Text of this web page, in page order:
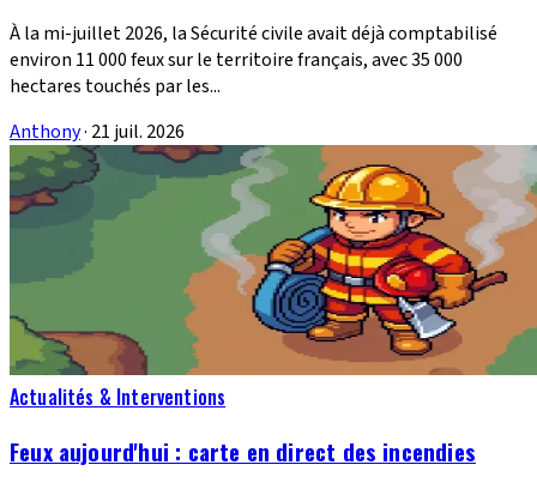
À la mi-juillet 2026, la Sécurité civile avait déjà comptabilisé
environ 11 000 feux sur le territoire français, avec 35 000
hectares touchés par les...
Anthony· 21 juil. 2026
Actualités & Interventions
Feux aujourd'hui : carte en direct des incendies